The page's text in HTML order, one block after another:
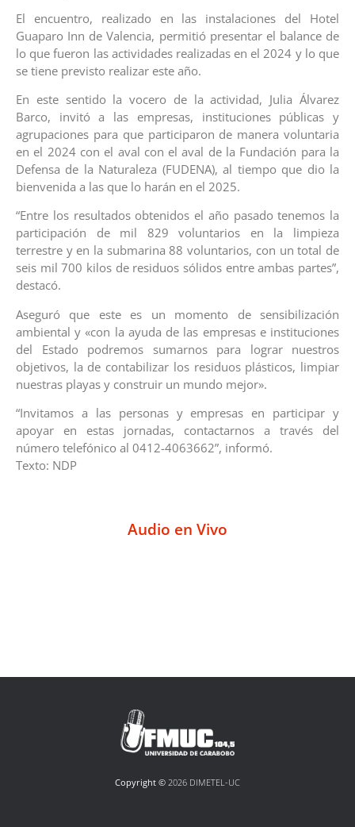
El encuentro, realizado en las instalaciones del Hotel
Guaparo Inn de Valencia, permitió presentar el balance de
lo que fueron las actividades realizadas en el 2024 y lo que
se tiene previsto realizar este año.
En este sentido la vocero de la actividad, Julia Álvarez
Barco, invitó a las empresas, instituciones públicas y
agrupaciones para que participaron de manera voluntaria
en el 2024 con el aval con el aval de la Fundación para la
Defensa de la Naturaleza (FUDENA), al tiempo que dio la
bienvenida a las que lo harán en el 2025.
“Entre los resultados obtenidos el año pasado tenemos la
participación de mil 829 voluntarios en la limpieza
terrestre y en la submarina 88 voluntarios, con un total de
seis mil 700 kilos de residuos sólidos entre ambas partes”,
destacó.
Aseguró que este es un momento de sensibilización
ambiental y «con la ayuda de las empresas e instituciones
del Estado podremos sumarnos para lograr nuestros
objetivos, la de contabilizar los residuos plásticos, limpiar
nuestras playas y construir un mundo mejor».
“Invitamos a las personas y empresas en participar y
apoyar en estas jornadas, contactarnos a través del
número telefónico al 0412-4063662”, informó.
Texto: NDP
Audio en Vivo
Copyright © 2026 DIMETEL-UC